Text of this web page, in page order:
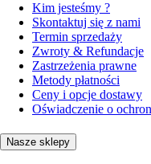
Kim jesteśmy ?
Skontaktuj się z nami
Termin sprzedaży
Zwroty & Refundacje
Zastrzeżenia prawne
Metody płatności
Ceny i opcje dostawy
Oświadczenie o
Nasze sklepy